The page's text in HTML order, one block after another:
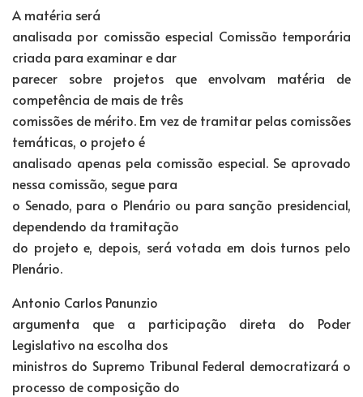
A matéria será
analisada por comissão especial Comissão temporária
criada para examinar e dar
parecer sobre projetos que envolvam matéria de
competência de mais de três
comissões de mérito. Em vez de tramitar pelas comissões
temáticas, o projeto é
analisado apenas pela comissão especial. Se aprovado
nessa comissão, segue para
o Senado, para o Plenário ou para sanção presidencial,
dependendo da tramitação
do projeto e, depois, será votada em dois turnos pelo
Plenário.
Antonio Carlos Panunzio
argumenta que a participação direta do Poder
Legislativo na escolha dos
ministros do Supremo Tribunal Federal democratizará o
processo de composição do